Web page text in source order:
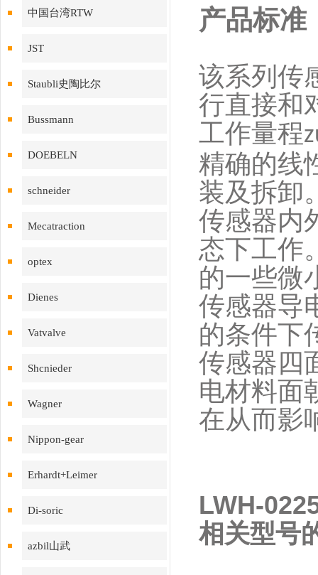
中国台湾RTW
JST
Staubli史陶比尔
Bussmann
DOEBELN
schneider
Mecatraction
optex
Dienes
Vatvalve
Shcnieder
Wagner
Nippon-gear
Erhardt+Leimer
Di-soric
azbil山武
产品标准
该系列传
行直接和
工作量程
精确的线
装及拆卸
传感器内
态下工作
的一些微
传感器导
的条件下
传感器四
电材料面
在从而影
LWH-
相关型号